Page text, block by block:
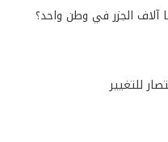
الجزر في وطن واحد؟
للتغيير